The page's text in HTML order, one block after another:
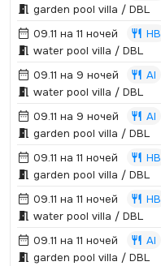
garden pool villa / DBL
09.11 на 11 ночей
HB
water pool villa / DBL
09.11 на 9 ночей
AI
water pool villa / DBL
09.11 на 9 ночей
AI
garden pool villa / DBL
09.11 на 11 ночей
HB
garden pool villa / DBL
09.11 на 11 ночей
HB
water pool villa / DBL
09.11 на 11 ночей
AI
garden pool villa / DBL